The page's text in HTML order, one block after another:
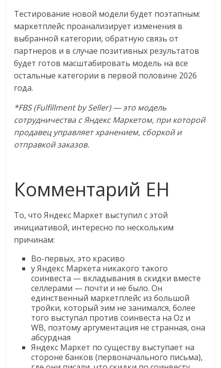
Тестирование новой модели будет поэтапным:
маркетплейс проанализирует изменения в
выбранной категории, обратную связь от
партнеров и в случае позитивных результатов
будет готов масштабировать модель на все
остальные категории в первой половине 2026
года.
*FBS (Fulfillment by Seller) — это модель
сотрудничества с Яндекс Маркетом, при которой
продавец управляет хранением, сборкой и
отправкой заказов.
Комментарий EH
То, что Яндекс Маркет выступил с этой
инициативой, интересно по нескольким
причинам:
Во-первых, это красиво
у Яндекс Маркета никакого такого
соинвеста — вкладывания в скидки вместе
селлерами — почти и не было. Он
единственный маркетплейс из большой
тройки, который эим не занимался, более
того выступал против соинвеста на Oz и
WB, поэтому аргументация не странная, она
абсурдная
Яндекс Маркет по существу выступает на
стороне банков (первоначального письма),